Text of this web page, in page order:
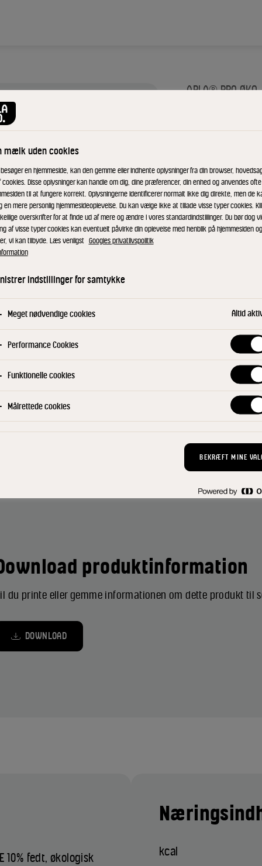
ARLA® PRO ØKO
Øko
ID: 22742 1x5 kg
En yoghurt lavet
kommer på
syrlig med en
og den
salater på
grøntsager
dressinger og
KØB NU
Find din
produktinformation
du printe eller gemme informationen om dette produkt til
DOWNLOAD
10% fedt, økologisk
kcal
mælk uden cookies
en hjemmeside, kan den gemme eller indhente oplysninger fra din browser,
cookies. Disse oplysninger kan handle om dig, dine præferencer, din enhed og anvendes
til at fungere korrekt. Oplysningerne identificerer normalt ikke dig direkte, men de
en mere personlig hjemmesideoplevelse. Du kan vælge ikke at tillade visse typer cookies.
overskrifter for at finde ud af mere og ændre i vores standardindstillinger. Du bør dog
af visse typer cookies kan eventuelt påvirke din oplevelse med henblik på hjemmesiden
vi kan tilbyde. Læs venligst Googles privatlivspolitik
indstillinger for samtykke
Meget nødvendige cookies Altid
Performance Cookies
Funktionelle cookies
Målrettede cookies
BEKRÆFT MINE